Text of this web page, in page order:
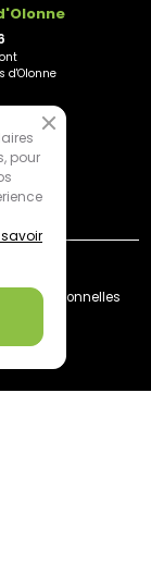
d'Olonne
personnelles
pour
savoir